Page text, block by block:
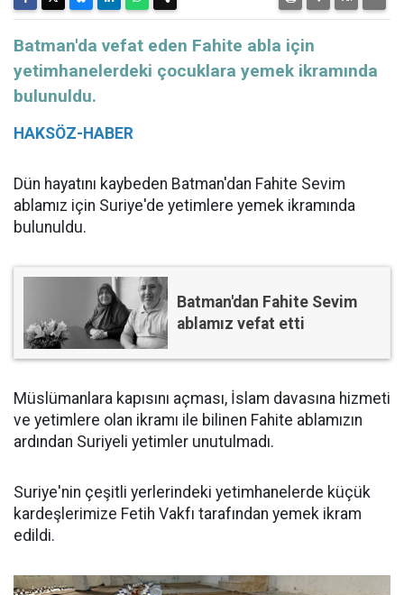
Batman'da vefat eden Fahite abla için
yetimhanelerdeki çocuklara yemek ikramında
bulunuldu.
HAKSÖZ-HABER
Dün hayatını kaybeden Batman'dan Fahite Sevim
ablamız için Suriye'de yetimlere yemek ikramında
bulunuldu.
Batman'dan Fahite Sevim
ablamız vefat etti
Müslümanlara kapısını açması, İslam davasına hizmeti
ve yetimlere olan ikramı ile bilinen Fahite ablamızın
ardından Suriyeli yetimler unutulmadı.
Suriye'nin çeşitli yerlerindeki yetimhanelerde küçük
kardeşlerimize Fetih Vakfı tarafından yemek ikram
edildi.